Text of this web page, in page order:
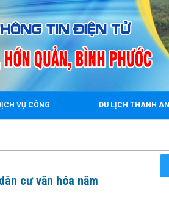
rrr
VỤ CÔNG DU LỊCH THANH AN
cư văn hóa năm